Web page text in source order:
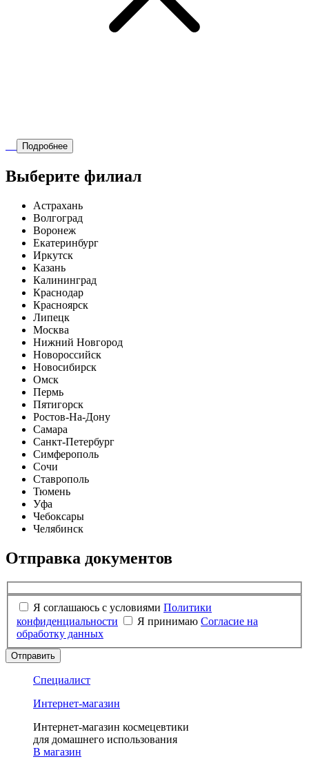
Подробнее
Выберите филиал
Астрахань
Волгоград
Воронеж
Екатеринбург
Иркутск
Казань
Калининград
Краснодар
Красноярск
Липецк
Москва
Нижний Новгород
Новороссийск
Новосибирск
Омск
Пермь
Пятигорск
Ростов-На-Дону
Самара
Санкт-Петербург
Симферополь
Сочи
Ставрополь
Тюмень
Уфа
Чебоксары
Челябинск
Отправка документов
Я соглашаюсь с условиями Политики
конфиденциальности
Я принимаю Согласие на
обработку данных
Отправить
Специалист
Интернет-магазин
Интернет-магазин космецевтики
для домашнего использования
В магазин